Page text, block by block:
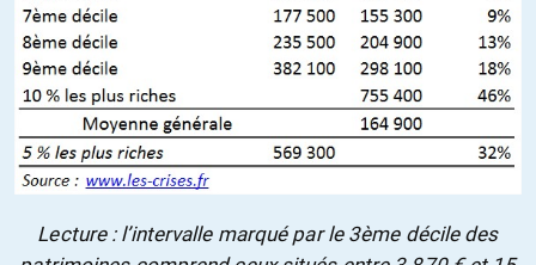
Lecture : l’intervalle marqué par le 3ème décile des